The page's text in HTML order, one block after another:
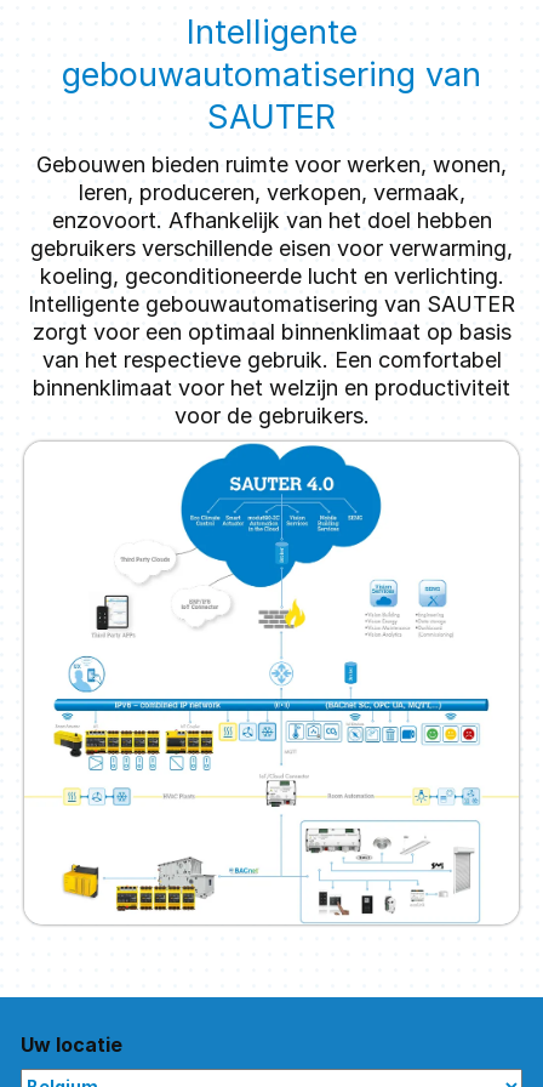
Wilt u meer weten? Meer informatie over de
Actuator vindt u hier.
Intelligente
gebouwautomatisering van
SAUTER
Gebouwen bieden ruimte voor werken, wonen,
leren, produceren, verkopen, vermaak,
enzovoort. Afhankelijk van het doel hebben
gebruikers verschillende eisen voor verwarming,
koeling, geconditioneerde lucht en verlichting.
Intelligente gebouwautomatisering van SAUTER
zorgt voor een optimaal binnenklimaat op basis
van het respectieve gebruik. Een comfortabel
binnenklimaat voor het welzijn en productiviteit
voor de gebruikers.
Uw locatie